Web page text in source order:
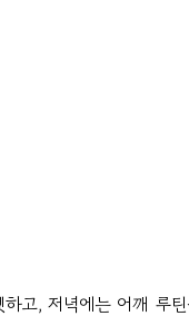
, 저녁에는 어깨 루